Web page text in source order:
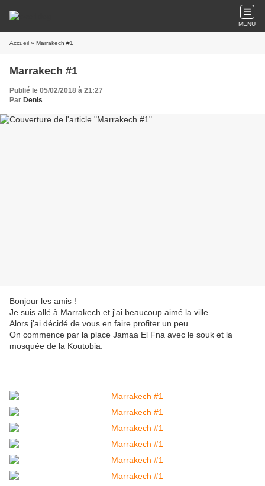
MENU
Accueil » Marrakech #1
Marrakech #1
Publié le 05/02/2018 à 21:27
Par Denis
Bonjour les amis !
Je suis allé à Marrakech et j'ai beaucoup aimé la ville.
Alors j'ai décidé de vous en faire profiter un peu.
On commence par la place Jamaa El Fna avec le souk et la
mosquée de la Koutobia.